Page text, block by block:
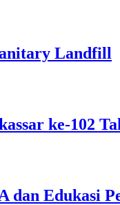
Landfill
ke-102
dan Edukasi